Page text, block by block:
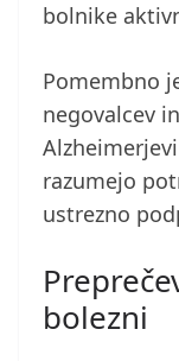
bolnike
Pomembno
negovalcev
razumejo
ustrezno
bolezni